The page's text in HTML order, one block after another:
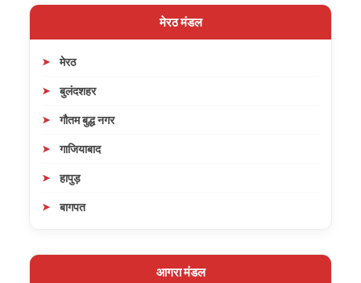
मेरठ मंडल
मेरठ
बुलंदशहर
गौतम बुद्ध नगर
गाजियाबाद
हापुड़
बागपत
आगरा मंडल